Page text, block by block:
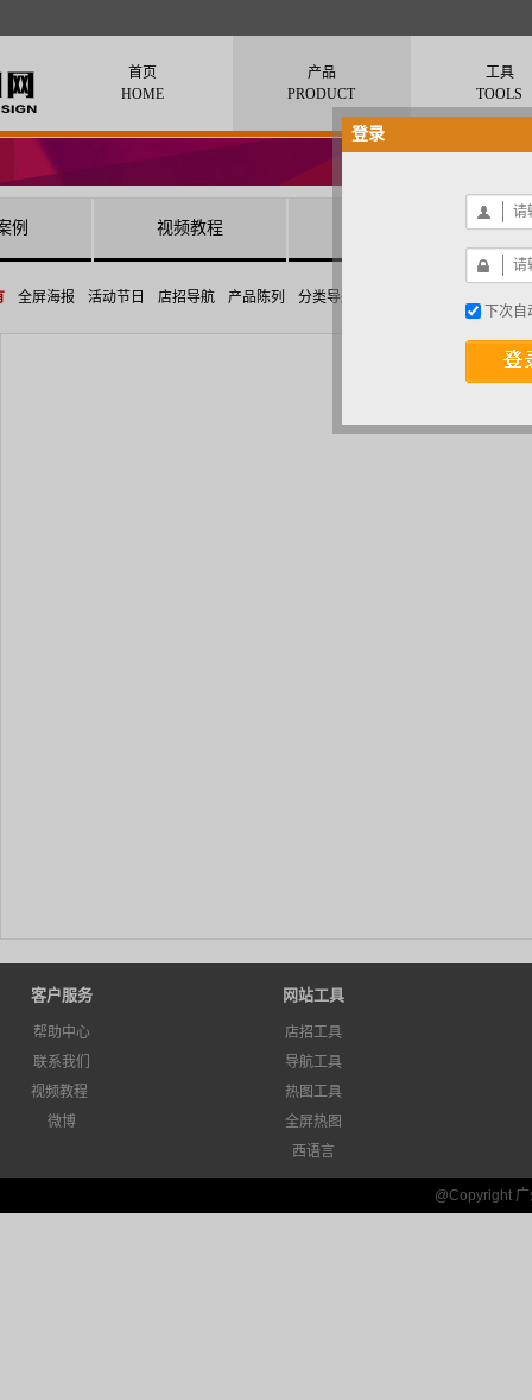
首页
HOME
产品
PRODUCT
工具
TOOLS
例 视频教程
全屏海报 活动节日 店招导航 产品陈列 分类导航
客户服务 网站工具
帮助中心
联系我们
店招工具
导航工具
热图工具
全屏热图
西语言
微博
@Copyright
视频教程
登录
下次